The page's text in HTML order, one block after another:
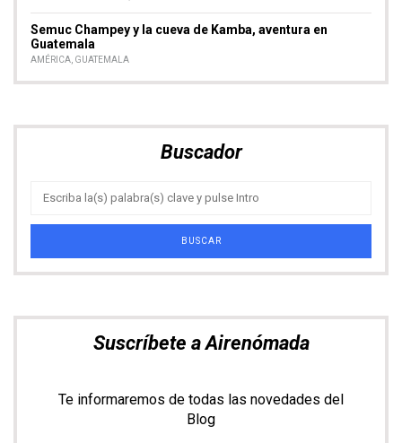
Te informaremos de todas las novedades del
Blog